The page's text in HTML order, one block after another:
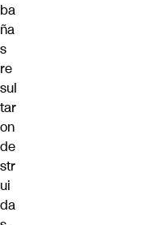
ba
ña
s
re
sul
tar
on
de
str
ui
da